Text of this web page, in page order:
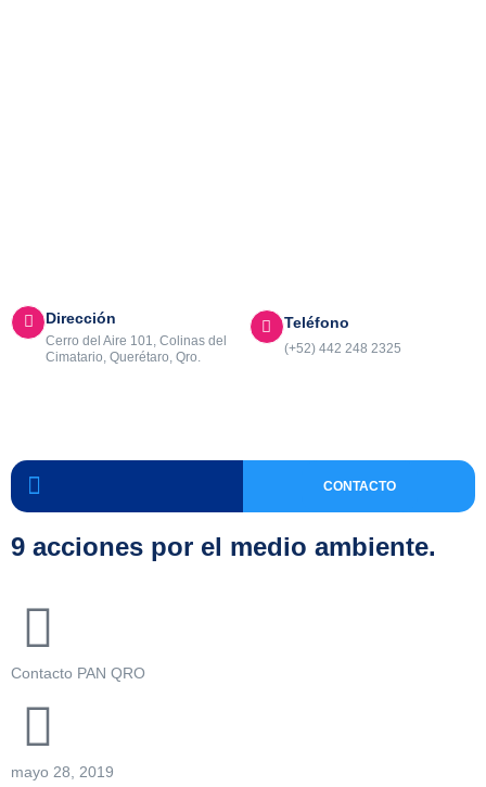
Dirección
Cerro del Aire 101, Colinas del
Cimatario, Querétaro, Qro.
Teléfono
(+52) 442 248 2325
CONTACTO
9 acciones por el medio ambiente.
Contacto PAN QRO
mayo 28, 2019